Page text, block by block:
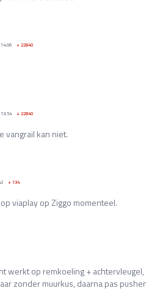
+22840
+22840
vangrail kan niet.
+134
viaplay op Ziggo momenteel.
werkt op remkoeling +
zonder muurkus, daarna pas